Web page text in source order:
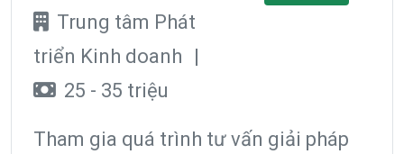
Trung tâm Phát
triển Kinh doanh
|
25 - 35 triệu
Tham gia quá trình tư vấn giải pháp